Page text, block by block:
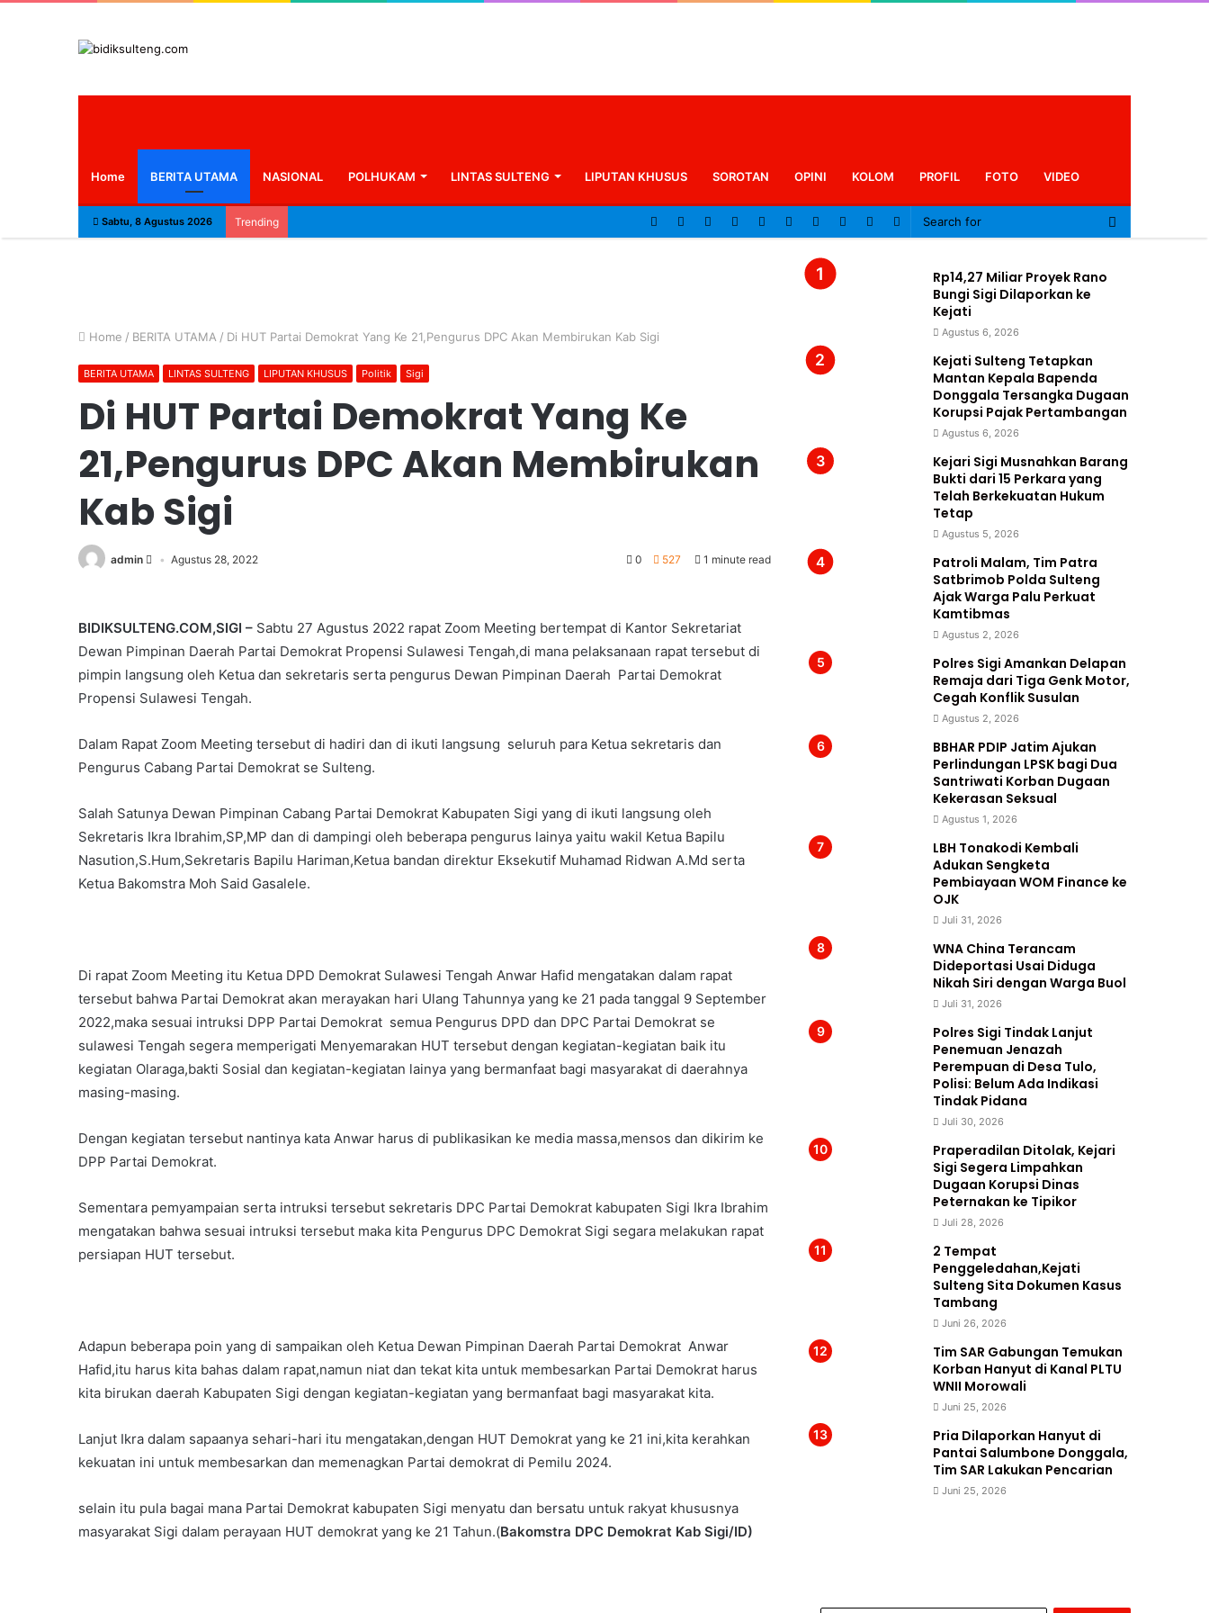
Home BERITA UTAMA NASIONAL POLHUKAM LINTAS SULTENG LIPUTAN KHUSUS SOROTAN OPINI KOLOM PROFIL FOTO VIDEO
Sabtu, 8 Agustus 2026 Trending
Home / BERITA UTAMA / Di HUT Partai Demokrat Yang Ke 21,Pengurus DPC Akan Membirukan Kab Sigi
BERITA UTAMA LINTAS SULTENG LIPUTAN KHUSUS Politik Sigi
Di HUT Partai Demokrat Yang Ke
21,Pengurus DPC Akan Membirukan
Kab Sigi
admin Agustus 28, 2022 0 527 1 minute read
BIDIKSULTENG.COM,SIGI – Sabtu 27 Agustus 2022 rapat Zoom Meeting bertempat di Kantor Sekretariat
Dewan Pimpinan Daerah Partai Demokrat Propensi Sulawesi Tengah,di mana pelaksanaan rapat tersebut di
pimpin langsung oleh Ketua dan sekretaris serta pengurus Dewan Pimpinan Daerah Partai Demokrat
Propensi Sulawesi Tengah.
Dalam Rapat Zoom Meeting tersebut di hadiri dan di ikuti langsung seluruh para Ketua sekretaris dan
Pengurus Cabang Partai Demokrat se Sulteng.
Salah Satunya Dewan Pimpinan Cabang Partai Demokrat Kabupaten Sigi yang di ikuti langsung oleh
Sekretaris Ikra Ibrahim,SP,MP dan di dampingi oleh beberapa pengurus lainya yaitu wakil Ketua Bapilu
Nasution,S.Hum,Sekretaris Bapilu Hariman,Ketua bandan direktur Eksekutif Muhamad Ridwan A.Md serta
Ketua Bakomstra Moh Said Gasalele.
Di rapat Zoom Meeting itu Ketua DPD Demokrat Sulawesi Tengah Anwar Hafid mengatakan dalam rapat
tersebut bahwa Partai Demokrat akan merayakan hari Ulang Tahunnya yang ke 21 pada tanggal 9 September
2022,maka sesuai intruksi DPP Partai Demokrat semua Pengurus DPD dan DPC Partai Demokrat se
sulawesi Tengah segera memperigati Menyemarakan HUT tersebut dengan kegiatan-kegiatan baik itu
kegiatan Olaraga,bakti Sosial dan kegiatan-kegiatan lainya yang bermanfaat bagi masyarakat di daerahnya
masing-masing.
Dengan kegiatan tersebut nantinya kata Anwar harus di publikasikan ke media massa,mensos dan dikirim ke
DPP Partai Demokrat.
Sementara pemyampaian serta intruksi tersebut sekretaris DPC Partai Demokrat kabupaten Sigi Ikra Ibrahim
mengatakan bahwa sesuai intruksi tersebut maka kita Pengurus DPC Demokrat Sigi segara melakukan rapat
persiapan HUT tersebut.
Adapun beberapa poin yang di sampaikan oleh Ketua Dewan Pimpinan Daerah Partai Demokrat Anwar
Hafid,itu harus kita bahas dalam rapat,namun niat dan tekat kita untuk membesarkan Partai Demokrat harus
kita birukan daerah Kabupaten Sigi dengan kegiatan-kegiatan yang bermanfaat bagi masyarakat kita.
Lanjut Ikra dalam sapaanya sehari-hari itu mengatakan,dengan HUT Demokrat yang ke 21 ini,kita kerahkan
kekuatan ini untuk membesarkan dan memenagkan Partai demokrat di Pemilu 2024.
selain itu pula bagai mana Partai Demokrat kabupaten Sigi menyatu dan bersatu untuk rakyat khususnya
masyarakat Sigi dalam perayaan HUT demokrat yang ke 21 Tahun.(Bakomstra DPC Demokrat Kab Sigi/ID)
Rp14,27 Miliar Proyek Rano
Bungi Sigi Dilaporkan ke
Kejati
Agustus 6, 2026
Kejati Sulteng Tetapkan
Mantan Kepala Bapenda
Donggala Tersangka Dugaan
Korupsi Pajak Pertambangan
Agustus 6, 2026
Kejari Sigi Musnahkan Barang
Bukti dari 15 Perkara yang
Telah Berkekuatan Hukum
Tetap
Agustus 5, 2026
Patroli Malam, Tim Patra
Satbrimob Polda Sulteng
Ajak Warga Palu Perkuat
Kamtibmas
Agustus 2, 2026
Polres Sigi Amankan Delapan
Remaja dari Tiga Genk Motor,
Cegah Konflik Susulan
Agustus 2, 2026
BBHAR PDIP Jatim Ajukan
Perlindungan LPSK bagi Dua
Santriwati Korban Dugaan
Kekerasan Seksual
Agustus 1, 2026
LBH Tonakodi Kembali
Adukan Sengketa
Pembiayaan WOM Finance ke
OJK
Juli 31, 2026
WNA China Terancam
Dideportasi Usai Diduga
Nikah Siri dengan Warga Buol
Juli 31, 2026
Polres Sigi Tindak Lanjut
Penemuan Jenazah
Perempuan di Desa Tulo,
Polisi: Belum Ada Indikasi
Tindak Pidana
Juli 30, 2026
Praperadilan Ditolak, Kejari
Sigi Segera Limpahkan
Dugaan Korupsi Dinas
Peternakan ke Tipikor
Juli 28, 2026
2 Tempat
Penggeledahan,Kejati
Sulteng Sita Dokumen Kasus
Tambang
Juni 26, 2026
Tim SAR Gabungan Temukan
Korban Hanyut di Kanal PLTU
WNII Morowali
Juni 25, 2026
Pria Dilaporkan Hanyut di
Pantai Salumbone Donggala,
Tim SAR Lakukan Pencarian
Juni 25, 2026